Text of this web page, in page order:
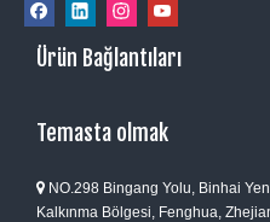
Ürün Bağlantıları
Temasta olmak
 NO.298 Bingang Yolu, Binhai
Kalkınma Bölgesi, Fenghua,